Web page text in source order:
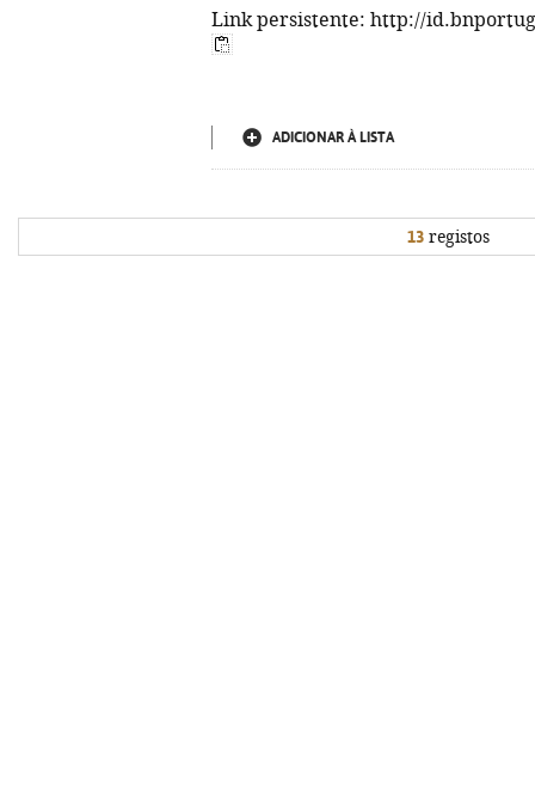
Link persistente: http://
ADICIONAR À LISTA
13registos